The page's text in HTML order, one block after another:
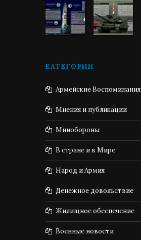
КАТЕГОРИИ
Армейские Воспоминания
Мнения и публикации
Минобороны
В стране и в Мире
Народ и Армия
Денежное довольствие
Жилищное обеспечение
Военные новости